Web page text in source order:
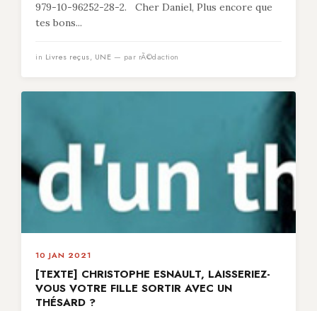
979-10-96252-28-2. Cher Daniel, Plus encore que
tes bons...
in Livres reçus, UNE — par rÃ©daction
10 JAN 2021
[TEXTE] CHRISTOPHE ESNAULT, LAISSERIEZ-
VOUS VOTRE FILLE SORTIR AVEC UN
THÉSARD ?